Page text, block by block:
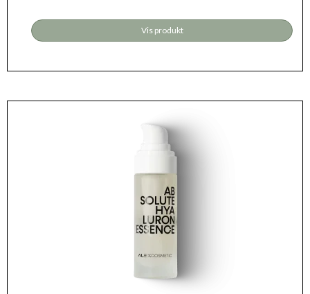
Vis produkt